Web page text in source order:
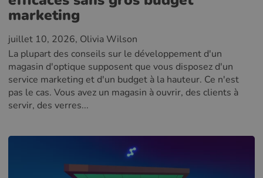
marketing
juillet 10, 2026, Olivia Wilson
La plupart des conseils sur le développement d'un
magasin d'optique supposent que vous disposez d'un
service marketing et d'un budget à la hauteur. Ce n'est
pas le cas. Vous avez un magasin à ouvrir, des clients à
servir, des verres...